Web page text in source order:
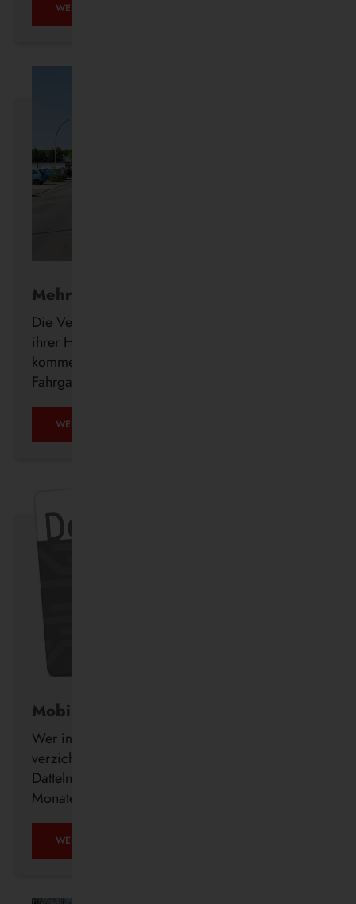
WEITERLESEN …
Mehr Komfort für Fahrgäste
Die Vestische investiert weiter in den Ausbau
ihrer Haltestelleninfrastruktur und errichtet in den
kommenden Wochen insgesamt 23 neue
Fahrgastunterstände im Bedienungsgebiet.
WEITERLESEN …
Mobil ohne Auto
Wer im Alter freiwillig auf seinen Führerschein
verzichtet, erhält ab sofort auch in Waltrop und
Datteln kostenlos ein DeutschlandTicket für drei
Monate.
WEITERLESEN …